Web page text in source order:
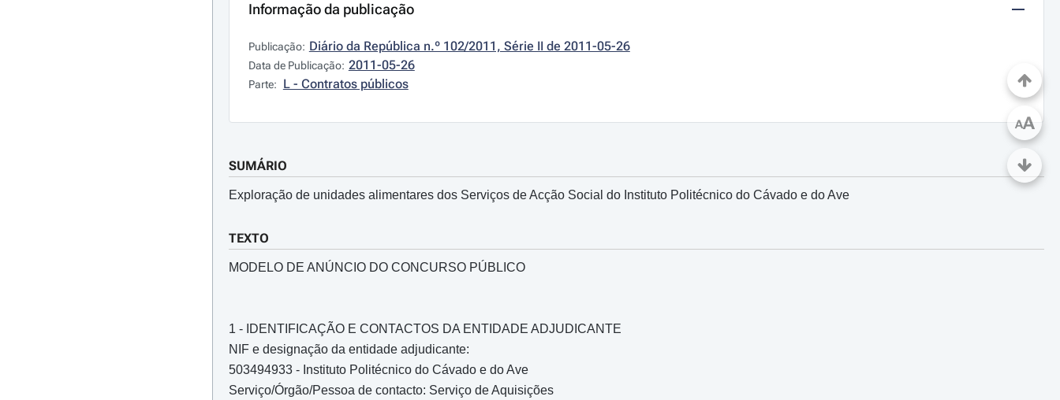
Informação da publicação
Publicação: Diário da República n.º 102/2011, Série II de 2011-05-26
Data de Publicação: 2011-05-26
Parte: L - Contratos públicos
SUMÁRIO
Exploração de unidades alimentares dos Serviços de Acção Social do Instituto Politécnico do Cávado e do Ave
TEXTO
MODELO DE ANÚNCIO DO CONCURSO PÚBLICO
1 - IDENTIFICAÇÃO E CONTACTOS DA ENTIDADE ADJUDICANTE
NIF e designação da entidade adjudicante:
503494933 - Instituto Politécnico do Cávado e do Ave
Serviço/Órgão/Pessoa de contacto: Serviço de Aquisições
AA